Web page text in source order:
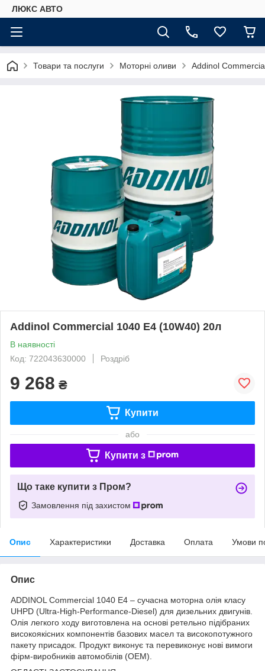
ЛЮКС АВТО
Товари та послуги Моторні оливи Addinol
Addinol Commercial 1040 E4 (10W40) 20л
В наявності
Код: 722043630000
Роздріб
9 268 ₴
Купити
або
Купити з
Що таке купити з Пром?
Замовлення під захистом
Опис Характеристики Доставка Оплата Умови
Опис
ADDINOL Commercial 1040 E4 – сучасна моторна олія класу
UHPD (Ultra-High-Performance-Diesel) для дизельних двигунів.
Олія легкого ходу виготовлена ​​на основі ретельно підібраних
високоякісних компонентів базових масел та високопотужного
пакету присадок. Продукт виконує та перевиконує нові вимоги
фірм-виробників автомобілів (OEM).